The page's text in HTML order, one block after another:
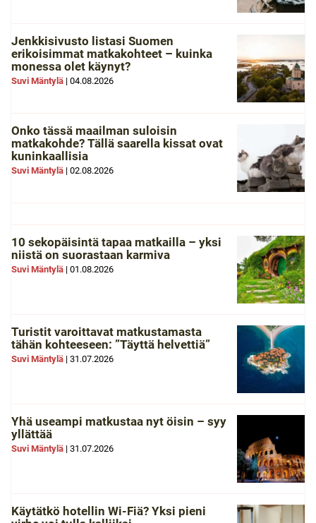
Jenkkisivusto listasi Suomen
erikoisimmat matkakohteet – kuinka
monessa olet käynyt?
Suvi Mäntylä | 04.08.2026
Onko tässä maailman suloisin
matkakohde? Tällä saarella kissat ovat
kuninkaallisia
Suvi Mäntylä | 02.08.2026
10 sekopäisintä tapaa matkailla – yksi
niistä on suorastaan karmiva
Suvi Mäntylä | 01.08.2026
Turistit varoittavat matkustamasta
tähän kohteeseen: ”Täyttä helvettiä”
Suvi Mäntylä | 31.07.2026
Yhä useampi matkustaa nyt öisin – syy
yllättää
Suvi Mäntylä | 31.07.2026
Käytätkö hotellin Wi-Fiä? Yksi pieni